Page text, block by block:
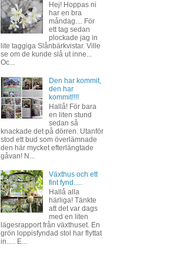
Hej! Hoppas ni
har en bra
måndag.... För
ett tag sedan
plockade jag in
lite taggiga Slånbärkvistar. Ville
se om de kunde slå ut inne...
Oc...
Den har kommit,
den har
kommit!!!!
Hallå! För bara
en liten stund
sedan så
knackade det på dörren. Utanför
stod ett bud som överlämnade
den här mycket efterlängtade
gåvan! N...
Växthus och ett
fint fynd.....
Hallå alla
härliga! Tänkte
att det var dags
med en liten
lägesrapport från växthuset. En
grön loppisfyndad stol har flyttat
in..... E...